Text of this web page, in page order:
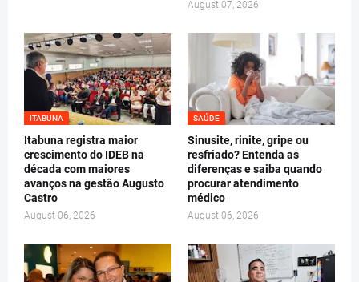
August 07, 2026
ITABUNA
Itabuna registra maior
crescimento do IDEB na
década com maiores
avanços na gestão Augusto
Castro
August 06, 2026
SAÚDE
Sinusite, rinite, gripe ou
resfriado? Entenda as
diferenças e saiba quando
procurar atendimento
médico
August 06, 2026